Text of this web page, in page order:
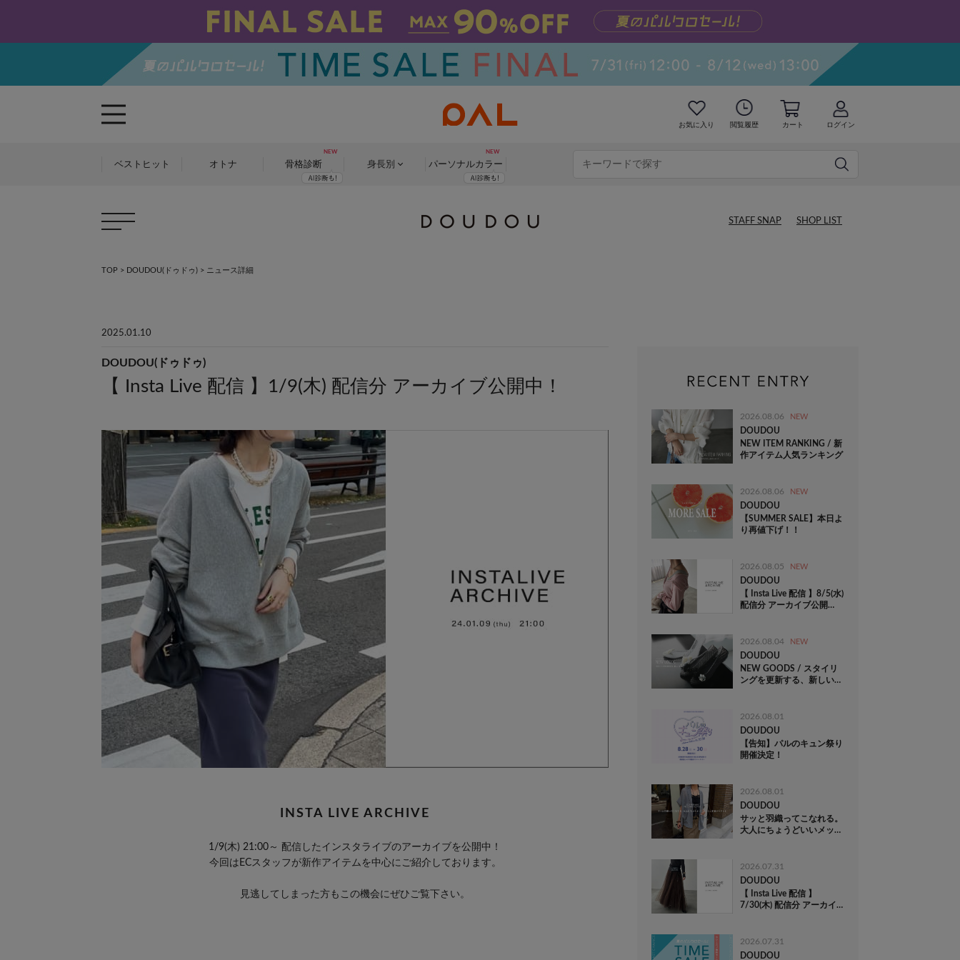
お気に入り 閲覧履歴 カート ログイン
ベストヒット オトナ 骨格診断 身長別 パーソナルカラー
STAFF SNAP SHOP LIST
TOP > DOUDOU(ドゥドゥ) > ニュース詳細
2025.01.10
DOUDOU(ドゥドゥ)
【 Insta Live 配信 】1/9(木) 配信分 アーカイブ公開中！
INSTA LIVE ARCHIVE
1/9(木) 21:00～ 配信したインスタライブのアーカイブを公開中！
今回はECスタッフが新作アイテムを中心にご紹介しております。
見逃してしまった方もこの機会にぜひご覧下さい。
2026.08.06 NEW
DOUDOU
NEW ITEM RANKING / 新
作アイテム人気ランキング
2026.08.06 NEW
DOUDOU
【SUMMER SALE】本日よ
り再値下げ！！
2026.08.05 NEW
DOUDOU
【 Insta Live 配信 】8/5(水)
配信分 アーカイブ公開
2026.08.04 NEW
DOUDOU
NEW GOODS / スタイリ
ングを更新する、新しい存
2026.08.01
DOUDOU
【告知】パルのキュン祭り
開催決定！
2026.08.01
DOUDOU
サッと羽織ってこなれる。
大人にちょうどいいメッシ
2026.07.31
DOUDOU
【 Insta Live 配信 】
7/30(木) 配信分 アーカイ
2026.07.31
DOUDOU